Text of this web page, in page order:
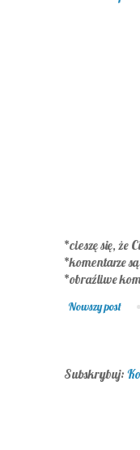
*cieszę się, że
*komentarze
*obraźliwe
Nowszy post
Subskrybuj: